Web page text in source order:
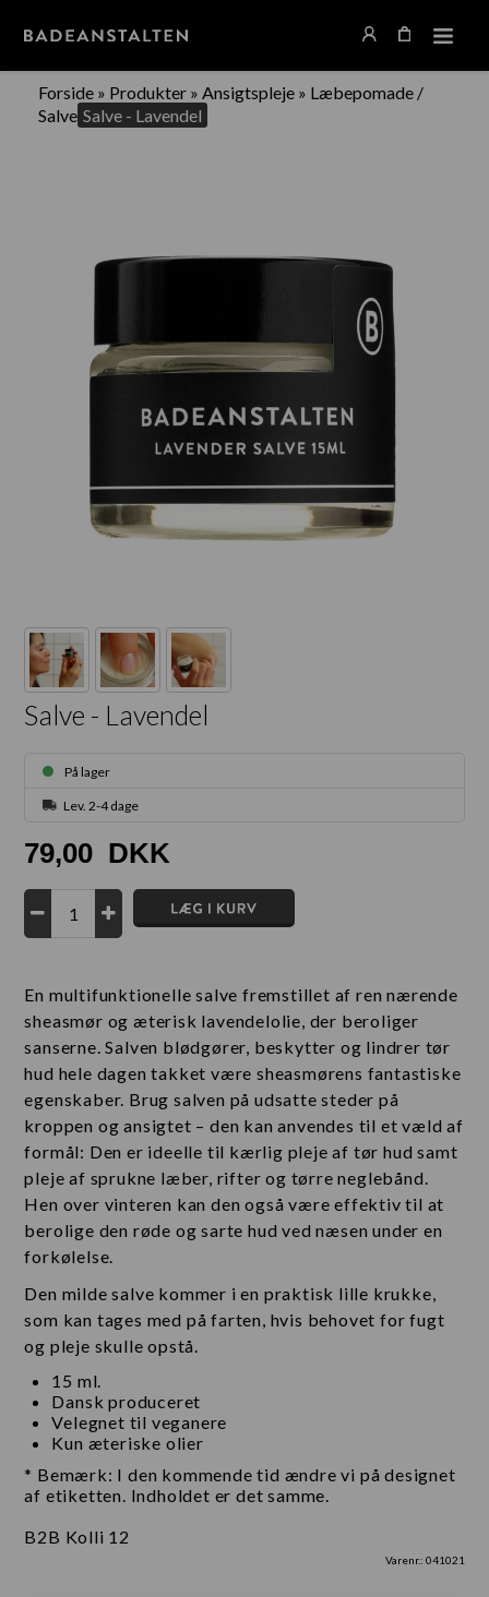
Forside » Produkter »Ansigtspleje » Læbepomade /
Salve Salve - Lavendel
Salve - Lavendel
På lager
Lev. 2-4 dage
79,00 DKK
En multifunktionelle salve fremstillet af ren nærende
sheasmør og æterisk lavendelolie, der beroliger
sanserne. Salven blødgører, beskytter og lindrer tør
hud hele dagen takket være sheasmørens fantastiske
egenskaber. Brug salven på udsatte steder på
kroppen og ansigtet – den kan anvendes til et væld af
formål: Den er ideelle til kærlig pleje af tør hud samt
pleje af sprukne læber, rifter og tørre neglebånd.
Hen over vinteren kan den også være effektiv til at
berolige den røde og sarte hud ved næsen under en
forkølelse.
Den milde salve kommer i en praktisk lille krukke,
som kan tages med på farten, hvis behovet for fugt
og pleje skulle opstå.
15 ml.
Dansk produceret
Velegnet til veganere
Kun æteriske olier
* Bemærk: I den kommende tid ændre vi på designet
af etiketten. Indholdet er det samme.
B2B Kolli 12
Varenr.: 041021